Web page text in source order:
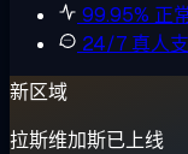
99.95% 正
24/7 真人
新区域
拉斯维加斯已上线